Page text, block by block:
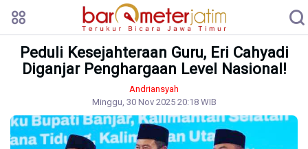
Peduli Kesejahteraan Guru, Eri Cahyadi
Diganjar Penghargaan Level Nasional!
Andriansyah
Minggu, 30 Nov 2025 20:18 WIB